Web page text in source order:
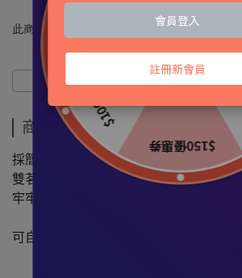
88父親節 滿$3,800送來啉茶禮盒
滿額$5,000 送普洱茶磚
此商品 「 最高 」可以折抵紅利0點 (約等於
商品介紹
商品介紹
採簡樸、黑色低調硬盒設計
雙茗禮盒沉穩墨黑搭配紅紋金緞帶
牢牢栓住您的心意
可自由搭配1鐵罐+1茶包系列商品